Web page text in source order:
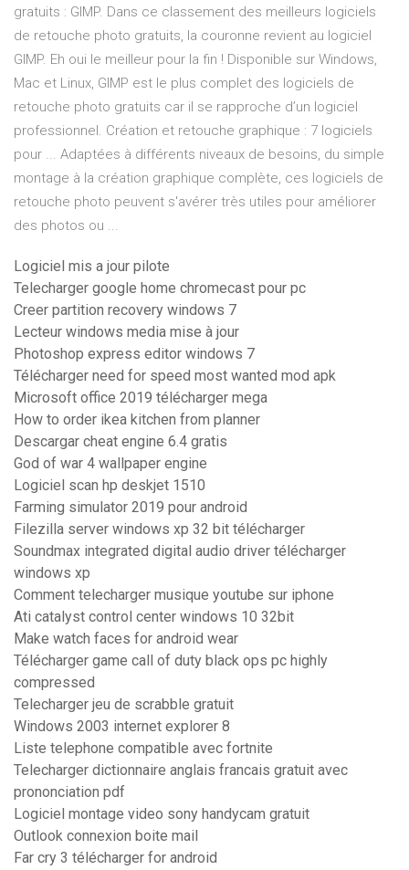
gratuits : GIMP. Dans ce classement des meilleurs logiciels
de retouche photo gratuits, la couronne revient au logiciel
GIMP. Eh oui le meilleur pour la fin ! Disponible sur Windows,
Mac et Linux, GIMP est le plus complet des logiciels de
retouche photo gratuits car il se rapproche d’un logiciel
professionnel. Création et retouche graphique : 7 logiciels
pour ... Adaptées à différents niveaux de besoins, du simple
montage à la création graphique complète, ces logiciels de
retouche photo peuvent s'avérer très utiles pour améliorer
des photos ou ...
Logiciel mis a jour pilote
Telecharger google home chromecast pour pc
Creer partition recovery windows 7
Lecteur windows media mise à jour
Photoshop express editor windows 7
Télécharger need for speed most wanted mod apk
Microsoft office 2019 télécharger mega
How to order ikea kitchen from planner
Descargar cheat engine 6.4 gratis
God of war 4 wallpaper engine
Logiciel scan hp deskjet 1510
Farming simulator 2019 pour android
Filezilla server windows xp 32 bit télécharger
Soundmax integrated digital audio driver télécharger
windows xp
Comment telecharger musique youtube sur iphone
Ati catalyst control center windows 10 32bit
Make watch faces for android wear
Télécharger game call of duty black ops pc highly
compressed
Telecharger jeu de scrabble gratuit
Windows 2003 internet explorer 8
Liste telephone compatible avec fortnite
Telecharger dictionnaire anglais francais gratuit avec
prononciation pdf
Logiciel montage video sony handycam gratuit
Outlook connexion boite mail
Far cry 3 télécharger for android